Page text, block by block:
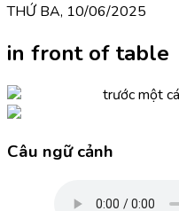
THỨ BA, 10/06/2025
in front of table
trước một
Câu ngữ cảnh